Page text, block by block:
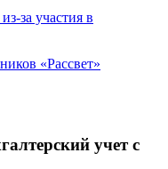
за участия в
«Рассвет»
учет с